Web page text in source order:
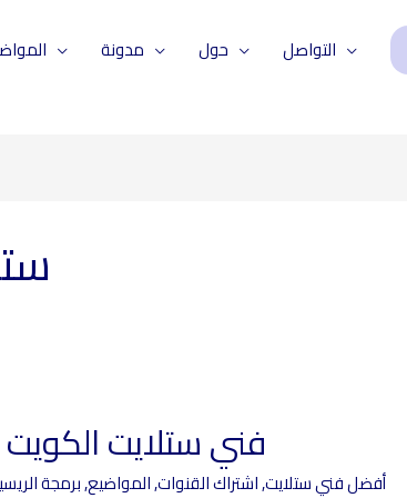
مدونة حول التواصل
فني ستلايت الكويت 97360525
أفضل فني ستلايت,اشتراك القنوات,المواضيع,برمجة